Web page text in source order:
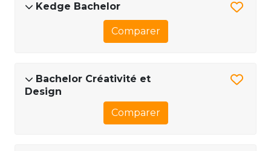
Kedge Bachelor
Comparer
Bachelor Créativité et
Design
Comparer